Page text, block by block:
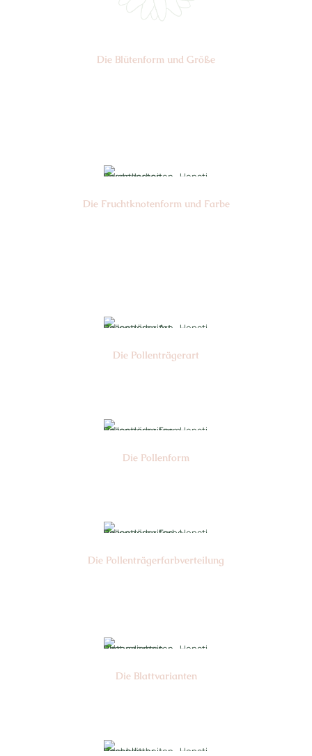
Die Blüten­form und Größe
Die Frucht­knotenform und Farbe
Die Pollen­trägerart
Die Pollen­form
Die Pollen­trägerfarb­verteilung
Die Blattvarianten